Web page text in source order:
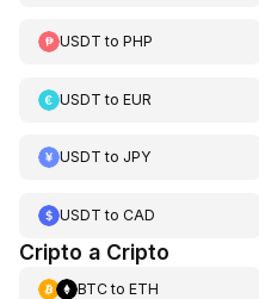
USDT to PHP
USDT to EUR
USDT to JPY
USDT to CAD
Cripto a Cripto
BTCto ETH